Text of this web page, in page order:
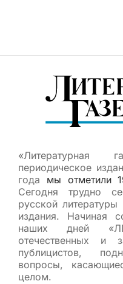
«Литературная
периодическое
года мы отметили
Сегодня трудно
русской
издания. Начиная
наших дней
отечественных и
публицистов,
вопросы,
целом.